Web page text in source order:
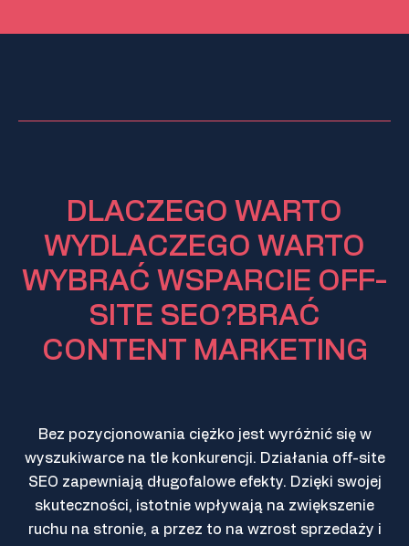
DLACZEGO WARTO
WYDLACZEGO WARTO
WYBRAĆ WSPARCIE OFF-
SITE SEO?BRAĆ
CONTENT MARKETING
Bez pozycjonowania ciężko jest wyróżnić się w
wyszukiwarce na tle konkurencji. Działania off-site
SEO zapewniają długofalowe efekty. Dzięki swojej
skuteczności, istotnie wpływają na zwiększenie
ruchu na stronie, a przez to na wzrost sprzedaży i